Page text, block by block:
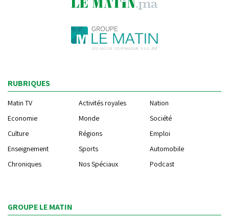
RUBRIQUES
Matin TV Activités royales
Nation
Economie
Monde
Société
Culture
Régions
Emploi
Enseignement
Sports
Automobile
Chroniques
Nos Spéciaux Podcast
GROUPE LE MATIN